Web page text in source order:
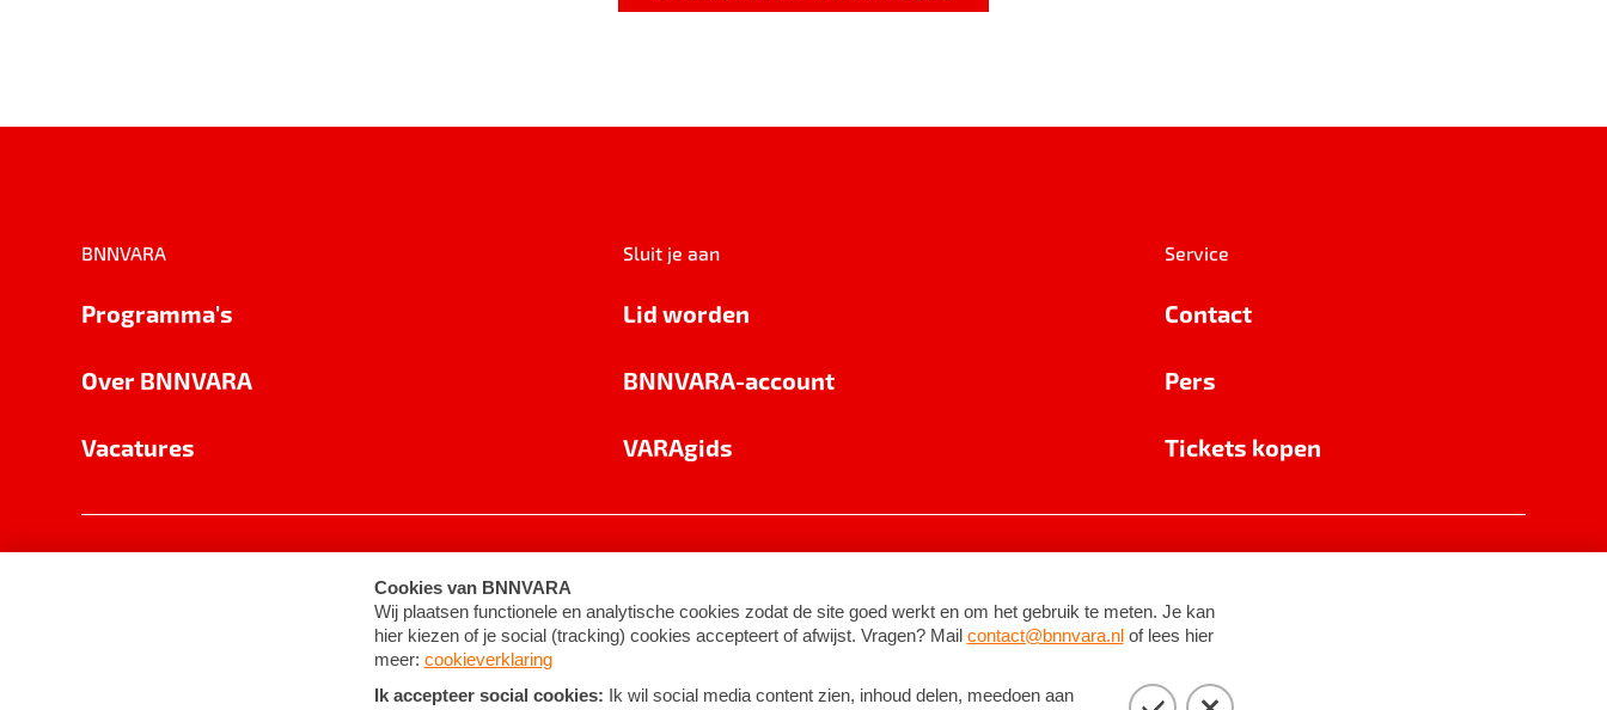
BNNVARA
Programma's
Over BNNVARA
Vacatures
Sluit je aan
Lid worden
BNNVARA-account
VARAgids
Service
Contact
Pers
Tickets kopen
Cookie-instellingen Algemene voorwaarden ©2026BNNVARA